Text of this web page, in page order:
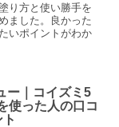
り方と使い勝手を
ました。良かった
いポイントがわか
ー｜コイズミ5
使った人の口コ